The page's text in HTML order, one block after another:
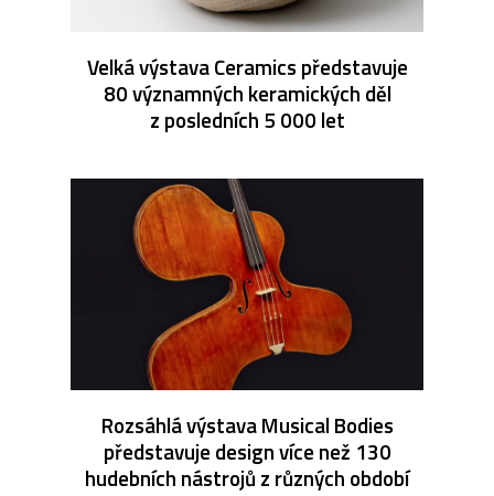
Velká výstava Ceramics představuje
80 významných keramických děl
z posledních 5 000 let
Rozsáhlá výstava Musical Bodies
představuje design více než 130
hudebních nástrojů z různých období